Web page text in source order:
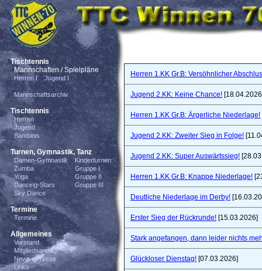
Tischtennis
Mannschaften / Spielpläne
Herren I Jugend I
Mannschaftsarchiv
Tischtennis
Herren
Jugend
Bambinis
Turnen, Gymnastik, Tanz
Damen-Gymnastik
Zumba
Yoga
Dancing-Stars
Sky Dance
Kinderturnen:
Gruppe I
Gruppe II
Gruppe III
Termine
Termine
Allgemeines
Vorstand
Mitgliedsantrag
News / Presse
Links
Herren 1.KK Gr.B: Versöhnlicher
Jugend 2.KK: Keine Chance!
Herren 1.KK Gr.B: Ärgerliche Niederlage!
Jugend 2.KK: Zweiter Sieg in Folge!
Jugend 2.KK: Super Auswärtssieg!
Herren 1.KK Gr.B: Knappe Niederlage!
Deutliche Niederlage im Derby!
Erster Sieg der Rückrunde! [15.03.2026]
Stark angefangen, dann leider nichts
Glückloser Dienstag! [07.03.2026]